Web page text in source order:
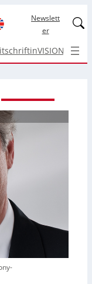
Newslett
er
inVISION Top